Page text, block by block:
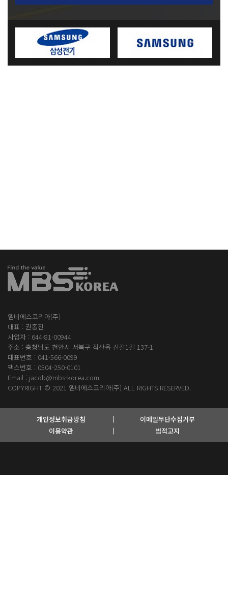
엠비에스코리아(주)
대표 : 권종진
사업자 : 644-81-00944
주소 : 충청남도 천안시 서북구 직산읍 신갈1길 137-1
대표번호 : 041-566-0099
팩스번호 : 0504-250-0101
Email : jacob@mbs-korea.com
COPYRIGHT © 2021 엠비에스코리아(주) ALL RIGHTS RESERVED.
개인정보취급방침
법적고지
이용약관
이메일무단수집거부